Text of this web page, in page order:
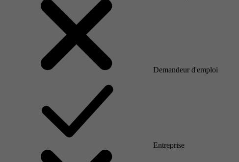
Demandeur d'emploi
Entreprise